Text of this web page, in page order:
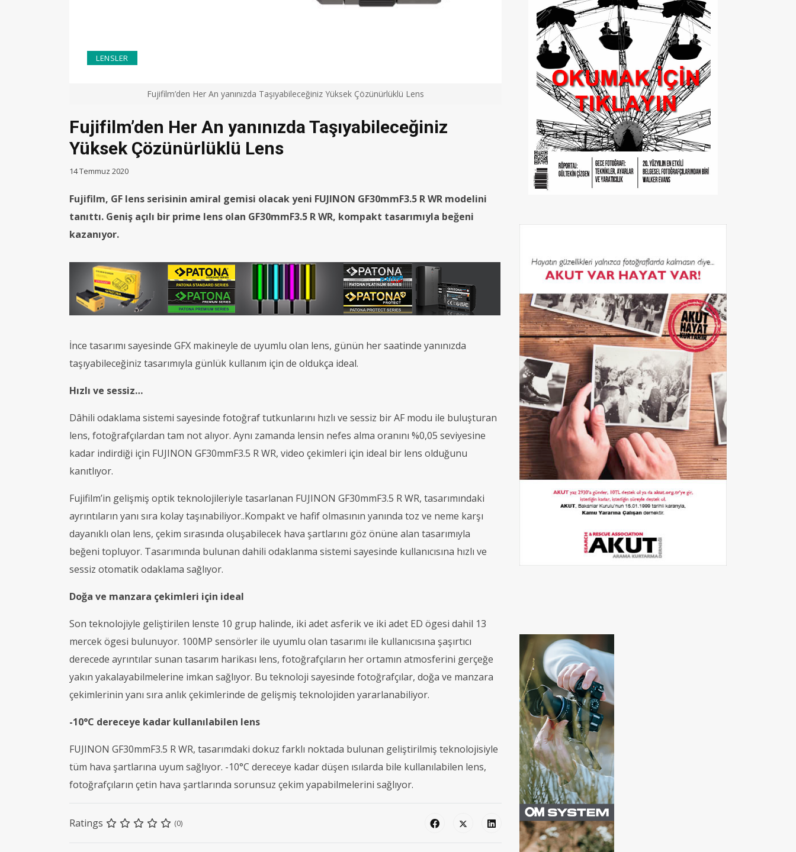
Fujifilm’den Her An yanınızda Taşıyabileceğiniz Yüksek Çözünürlüklü Lens
Fujifilm’den Her An yanınızda Taşıyabileceğiniz
Yüksek Çözünürlüklü Lens
LENSLER
14 Temmuz 2020
Fujifilm, GF lens serisinin amiral gemisi olacak yeni FUJINON GF30mmF3.5 R WR modelini
tanıttı. Geniş açılı bir prime lens olan GF30mmF3.5 R WR, kompakt tasarımıyla beğeni
kazanıyor.
İnce tasarımı sayesinde GFX makineyle de uyumlu olan lens, günün her saatinde yanınızda
taşıyabileceğiniz tasarımıyla günlük kullanım için de oldukça ideal.
Hızlı ve sessiz…
Dâhili odaklama sistemi sayesinde fotoğraf tutkunlarını hızlı ve sessiz bir AF modu ile buluşturan
lens, fotoğrafçılardan tam not alıyor. Aynı zamanda lensin nefes alma oranını %0,05 seviyesine
kadar indirdiği için FUJINON GF30mmF3.5 R WR, video çekimleri için ideal bir lens olduğunu
kanıtlıyor.
Fujifilm’in gelişmiş optik teknolojileriyle tasarlanan FUJINON GF30mmF3.5 R WR, tasarımındaki
ayrıntıların yanı sıra kolay taşınabiliyor..Kompakt ve hafif olmasının yanında toz ve neme karşı
dayanıklı olan lens, çekim sırasında oluşabilecek hava şartlarını göz önüne alan tasarımıyla
beğeni topluyor. Tasarımında bulunan dahili odaklanma sistemi sayesinde kullanıcısına hızlı ve
sessiz otomatik odaklama sağlıyor.
Doğa ve manzara çekimleri için ideal
Son teknolojiyle geliştirilen lenste 10 grup halinde, iki adet asferik ve iki adet ED ögesi dahil 13
mercek ögesi bulunuyor. 100MP sensörler ile uyumlu olan tasarımı ile kullanıcısına şaşırtıcı
derecede ayrıntılar sunan tasarım harikası lens, fotoğrafçıların her ortamın atmosferini gerçeğe
yakın yakalayabilmelerine imkan sağlıyor. Bu teknoloji sayesinde fotoğrafçılar, doğa ve manzara
çekimlerinin yanı sıra anlık çekimlerinde de gelişmiş teknolojiden yararlanabiliyor.
-10°C dereceye kadar kullanılabilen lens
FUJINON GF30mmF3.5 R WR, tasarımdaki dokuz farklı noktada bulunan geliştirilmiş teknolojisiyle
tüm hava şartlarına uyum sağlıyor. -10°C dereceye kadar düşen ısılarda bile kullanılabilen lens,
fotoğrafçıların çetin hava şartlarında sorunsuz çekim yapabilmelerini sağlıyor.
Ratings (0)